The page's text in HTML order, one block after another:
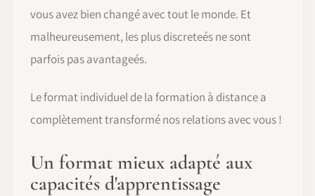
vous avez bien changé avec tout le monde. Et
malheureusement, les plus discreteés ne sont
parfois pas avantageés.
Le format individuel de la formation à distance a
complètement transformé nos relations avec vous !
Un format mieux adapté aux
capacités d'apprentissage